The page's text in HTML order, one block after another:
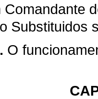
Substituidos
O